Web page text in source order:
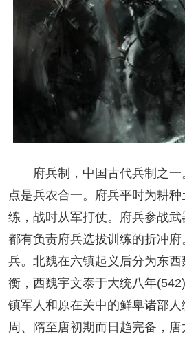
府兵制，中国古代兵制之一
点是兵农合一。府兵平时为耕种
练，战时从军打仗。府兵参战
都有负责府兵选拔训练的折冲
兵。北魏在六镇起义后分为东
衡，西魏宇文泰于大统八年
镇军人和原在关中的鲜卑诸部
周、隋至唐初期而日趋完备，唐